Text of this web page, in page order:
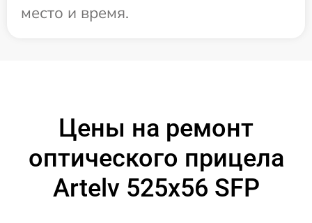
место и время.
Цены на ремонт
оптического прицела
Artelv 525x56 SFP